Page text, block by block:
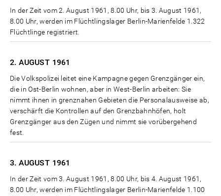
In der Zeit vom 2. August 1961, 8.00 Uhr, bis 3. August 1961,
8.00 Uhr, werden im Flüchtlingslager Berlin-Marienfelde 1.322
Flüchtlinge registriert.
2. AUGUST 1961
Die Volkspolizei leitet eine Kampagne gegen Grenzgänger ein,
die in Ost-Berlin wohnen, aber in West-Berlin arbeiten: Sie
nimmt ihnen in grenznahen Gebieten die Personalausweise ab,
verschärft die Kontrollen auf den Grenzbahnhöfen, holt
Grenzgänger aus den Zügen und nimmt sie vorübergehend
fest.
3. AUGUST 1961
In der Zeit vom 3. August 1961, 8.00 Uhr, bis 4. August 1961,
8.00 Uhr, werden im Flüchtlingslager Berlin-Marienfelde 1.100